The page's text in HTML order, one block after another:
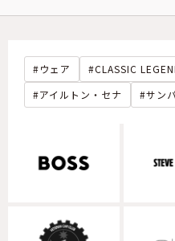
ウェア
CLASSIC
アイルトン・セナ
サン